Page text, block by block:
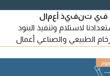
تنفيذ أعمال
لاستلام وتنفيذ البنود
الطبيعي والصناعي أعمال
الالتزام بالمواصفات
متخصص وخبرة في المشاريع